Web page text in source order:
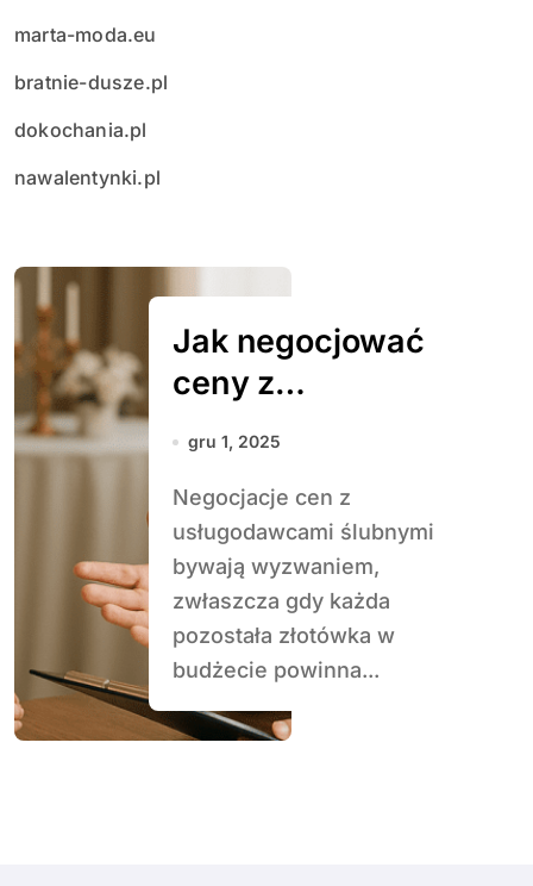
marta-moda.eu
bratnie-dusze.pl
dokochania.pl
nawalentynki.pl
Jak negocjować
ceny z
usługodawcami
gru 1, 2025
Negocjacje cen z
usługodawcami ślubnymi
bywają wyzwaniem,
zwłaszcza gdy każda
pozostała złotówka w
budżecie powinna...